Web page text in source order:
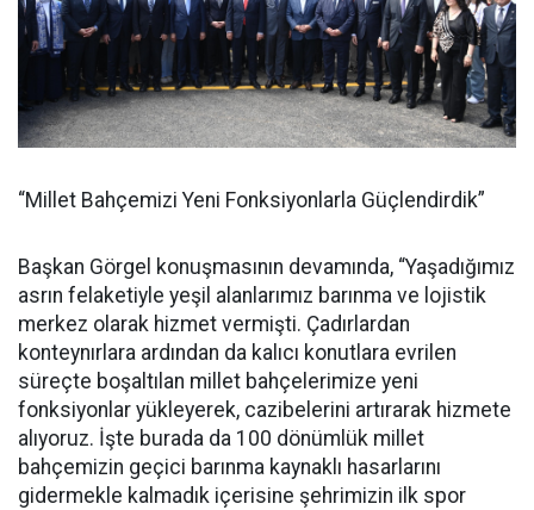
“Millet Bahçemizi Yeni Fonksiyonlarla Güçlendirdik”
Başkan Görgel konuşmasının devamında, “Yaşadığımız
asrın felaketiyle yeşil alanlarımız barınma ve lojistik
merkez olarak hizmet vermişti. Çadırlardan
konteynırlara ardından da kalıcı konutlara evrilen
süreçte boşaltılan millet bahçelerimize yeni
fonksiyonlar yükleyerek, cazibelerini artırarak hizmete
alıyoruz. İşte burada da 100 dönümlük millet
bahçemizin geçici barınma kaynaklı hasarlarını
gidermekle kalmadık içerisine şehrimizin ilk spor